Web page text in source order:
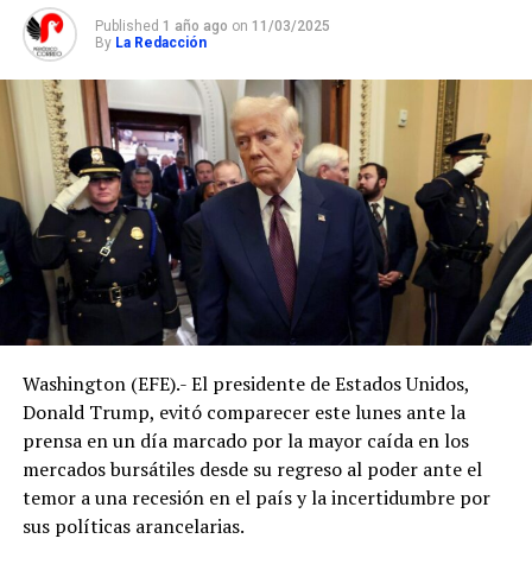
Published 1 año ago on 11/03/2025
By La Redacción
Washington (EFE).- El presidente de Estados Unidos,
Donald Trump, evitó comparecer este lunes ante la
prensa en un día marcado por la mayor caída en los
mercados bursátiles desde su regreso al poder ante el
temor a una recesión en el país y la incertidumbre por
sus políticas arancelarias.